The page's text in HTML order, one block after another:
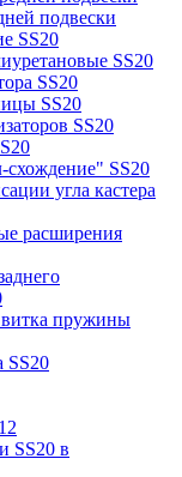
подвески
SS20
SS20
SS20
SS20
SS20
схождение" SS20
угла кастера
расширения
витка пружины
SS20
SS20 в